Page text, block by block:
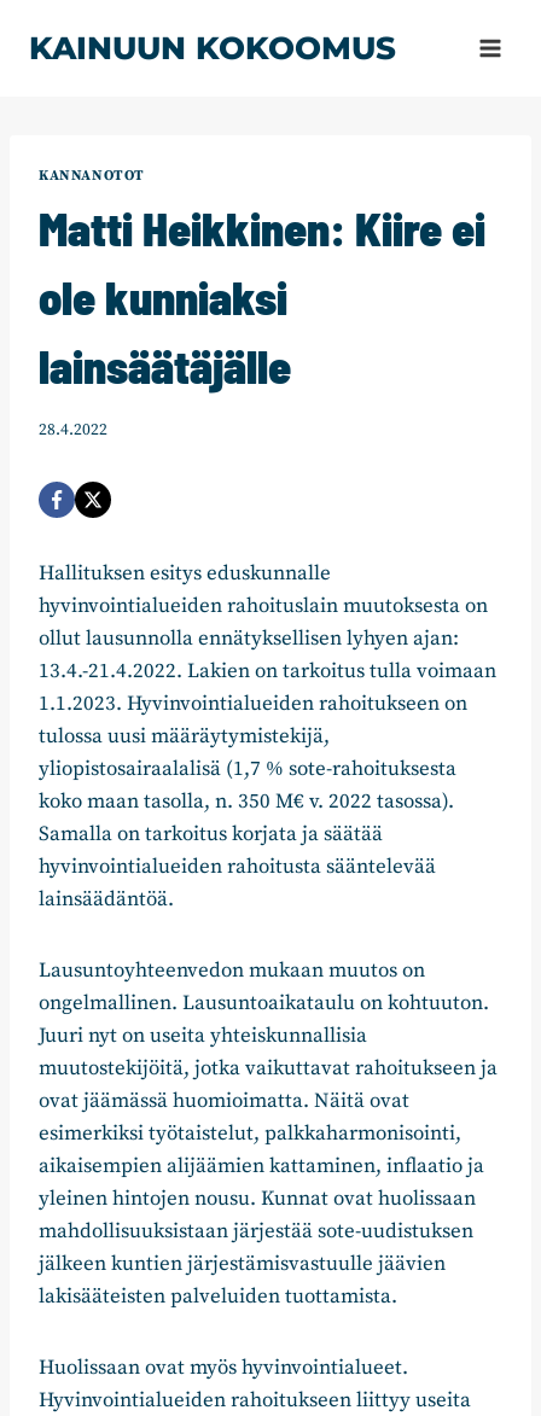
sisältöön
KAINUUN KOKOOMUS
KANNANOTOT
Matti Heikkinen: Kiire ei
ole kunniaksi
lainsäätäjälle
28.4.2022
Hallituksen esitys eduskunnalle
hyvinvointialueiden rahoituslain muutoksesta on
ollut lausunnolla ennätyksellisen lyhyen ajan:
13.4.-21.4.2022. Lakien on tarkoitus tulla voimaan
1.1.2023. Hyvinvointialueiden rahoitukseen on
tulossa uusi määräytymistekijä,
yliopistosairaalalisä (1,7 % sote-rahoituksesta
koko maan tasolla, n. 350 M€ v. 2022 tasossa).
Samalla on tarkoitus korjata ja säätää
hyvinvointialueiden rahoitusta sääntelevää
lainsäädäntöä.
Lausuntoyhteenvedon mukaan muutos on
ongelmallinen. Lausuntoaikataulu on kohtuuton.
Juuri nyt on useita yhteiskunnallisia
muutostekijöitä, jotka vaikuttavat rahoitukseen ja
ovat jäämässä huomioimatta. Näitä ovat
esimerkiksi työtaistelut, palkkaharmonisointi,
aikaisempien alijäämien kattaminen, inflaatio ja
yleinen hintojen nousu. Kunnat ovat huolissaan
mahdollisuuksistaan järjestää sote-uudistuksen
jälkeen kuntien järjestämisvastuulle jäävien
lakisääteisten palveluiden tuottamista.
Huolissaan ovat myös hyvinvointialueet.
Hyvinvointialueiden rahoitukseen liittyy useita